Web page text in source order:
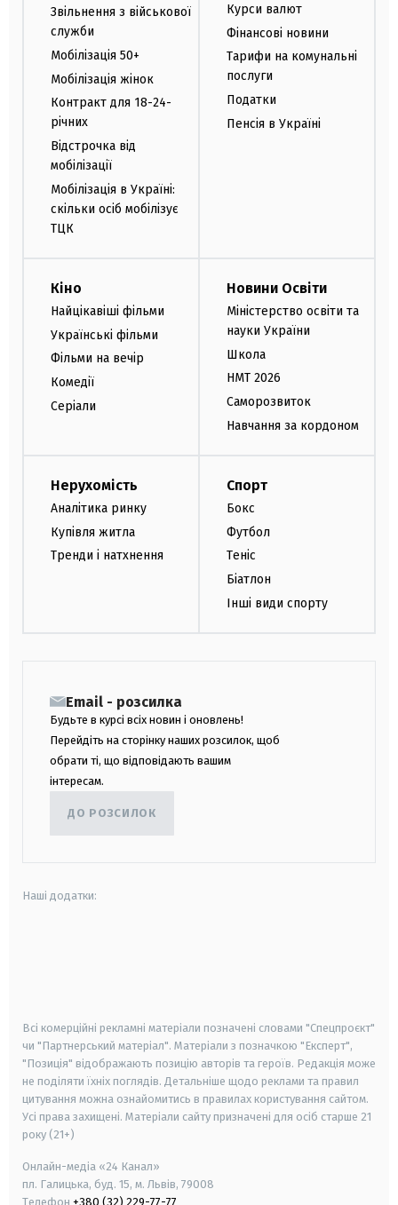
Звільнення з військової
служби
Мобілізація 50+
Мобілізація жінок
Контракт для 18-24-
річних
Відстрочка від
мобілізації
Мобілізація в Україні:
скільки осіб мобілізує
ТЦК
Курси валют
Фінансові новини
Тарифи на комунальні
послуги
Податки
Пенсія в Україні
Кіно
Найцікавіші фільми
Українські фільми
Фільми на вечір
Комедії
Серіали
Новини Освіти
Міністерство освіти та
науки України
Школа
НМТ 2026
Саморозвиток
Навчання за кордоном
Нерухомість
Аналітика ринку
Купівля житла
Тренди і натхнення
Спорт
Бокс
Футбол
Теніс
Біатлон
Інші види спорту
Email - розсилка
Будьте в курсі всіх новин і оновлень!
Перейдіть на сторінку наших розсилок, щоб
обрати ті, що відповідають вашим
інтересам.
ДО РОЗСИЛОК
Наші додатки:
Всі комерційні рекламні матеріали позначені словами "Спецпроєкт"
чи "Партнерський матеріал". Матеріали з позначкою "Експерт",
"Позиція" відображають позицію авторів та героїв. Редакція може
не поділяти їхніх поглядів. Детальніше щодо реклами та правил
цитування можна ознайомитись в правилах користування сайтом.
Усі права захищені. Матеріали сайту призначені для осіб старше 21
року (21+)
Онлайн-медіа «24 Канал»
пл. Галицька, буд. 15, м. Львів, 79008
Телефон +380 (32) 229-77-77